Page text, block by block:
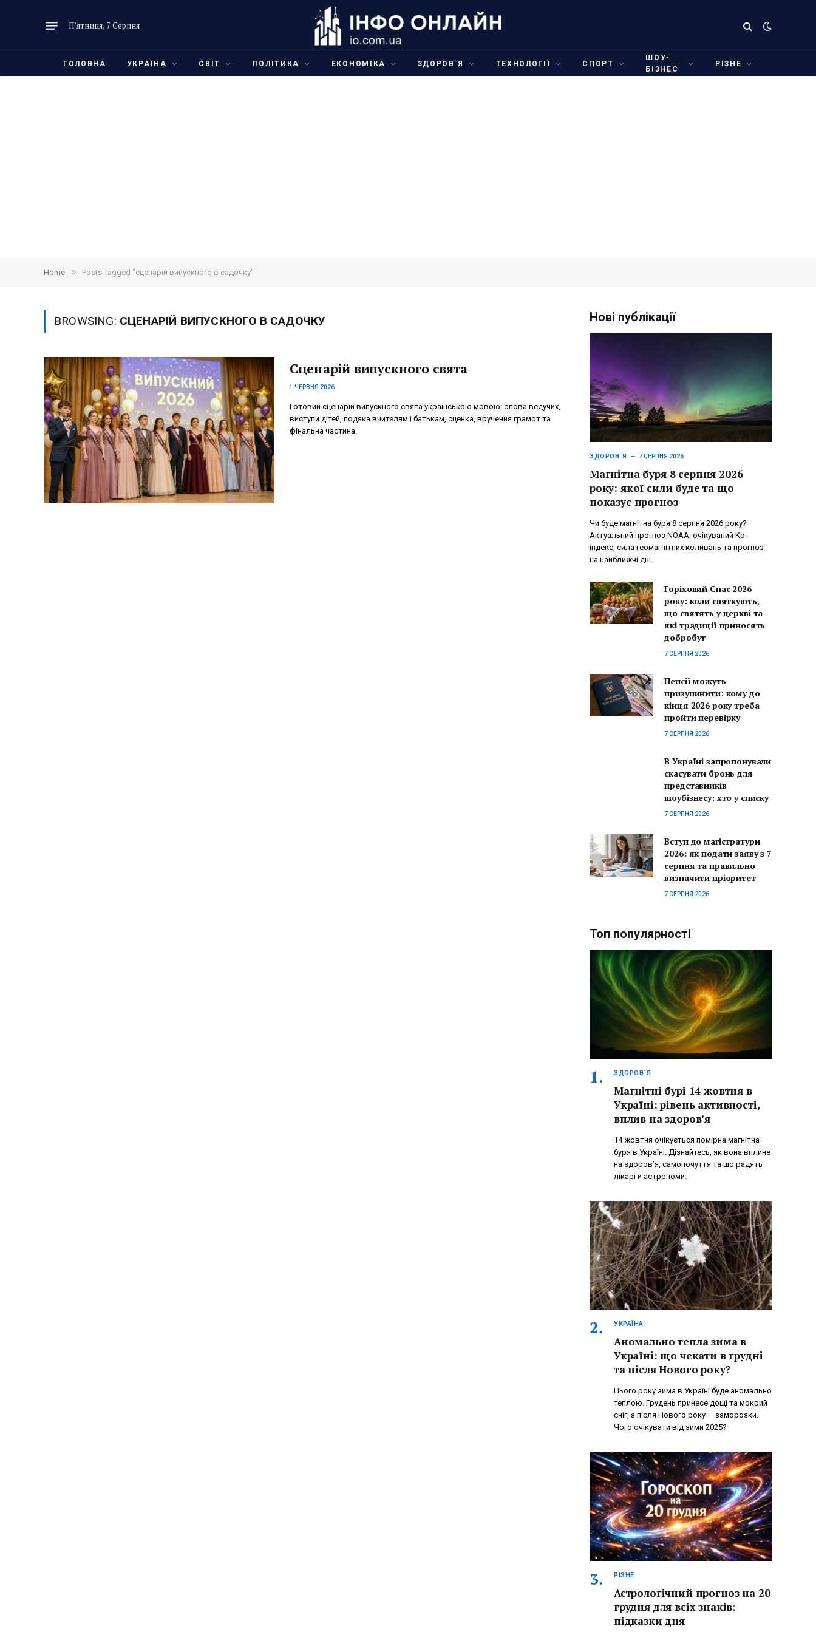
П’ятниця, 7 Серпня
ГОЛОВНА УКРАЇНА СВІТ ПОЛІТИКА ЕКОНОМІКА ЗДОРОВ`Я ТЕХНОЛОГІЇ СПОРТ
ШОУ-
БІЗНЕС
РІЗНЕ
Home » Posts Tagged "сценарій випускного в садочку"
BROWSING: СЦЕНАРІЙ ВИПУСКНОГО В САДОЧКУ
Сценарій випускного свята
1 ЧЕРВНЯ 2026
Готовий сценарій випускного свята українською мовою: слова ведучих,
виступи дітей, подяка вчителям і батькам, сценка, вручення грамот та
фінальна частина.
Нові публікації
ЗДОРОВ`Я 7 СЕРПНЯ 2026
Магнітна буря 8 серпня 2026
року: якої сили буде та що
показує прогноз
Чи буде магнітна буря 8 серпня 2026 року?
Актуальний прогноз NOAA, очікуваний Kp-
індекс, сила геомагнітних коливань та прогноз
на найближчі дні.
Горіховий Спас 2026
року: коли святкують,
що святять у церкві та
які традиції приносять
добробут
7 СЕРПНЯ 2026
Пенсії можуть
призупинити: кому до
кінця 2026 року треба
пройти перевірку
7 СЕРПНЯ 2026
В Україні запропонували
скасувати бронь для
представників
шоубізнесу: хто у списку
7 СЕРПНЯ 2026
Вступ до магістратури
2026: як подати заяву з 7
серпня та правильно
визначити пріоритет
7 СЕРПНЯ 2026
Топ популярності
ЗДОРОВ`Я
Магнітні бурі 14 жовтня в
Україні: рівень активності,
вплив на здоров’я
14 жовтня очікується помірна магнітна
буря в Україні. Дізнайтесь, як вона вплине
на здоров’я, самопочуття та що радять
лікарі й астрономи.
УКРАЇНА
Аномально тепла зима в
Україні: що чекати в грудні
та після Нового року?
Цього року зима в Україні буде аномально
теплою. Грудень принесе дощі та мокрий
сніг, а після Нового року — заморозки.
Чого очікувати від зими 2025?
РІЗНЕ
Астрологічний прогноз на 20
грудня для всіх знаків:
підказки дня